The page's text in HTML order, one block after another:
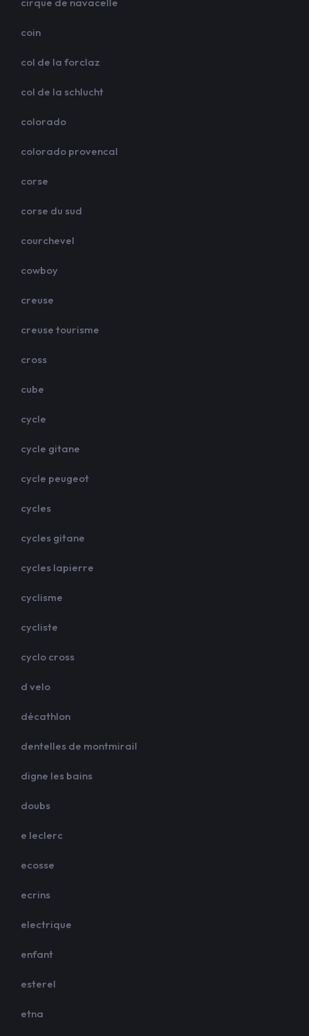
coin
col de la forclaz
col de la schlucht
colorado
colorado provencal
corse
corse du sud
courchevel
cowboy
creuse
creuse tourisme
cross
cube
cycle
cycle gitane
cycle peugeot
cycles
cycles gitane
cycles lapierre
cyclisme
cycliste
cyclo cross
d velo
décathlon
dentelles de montmirail
digne les bains
doubs
e leclerc
ecosse
ecrins
electrique
enfant
esterel
etna